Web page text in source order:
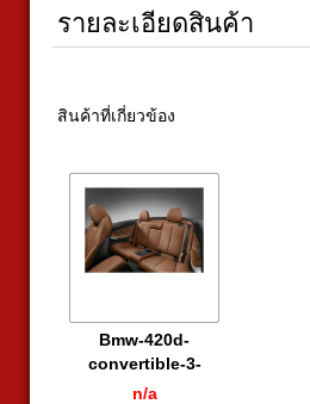
รายละเอียดสินค้า
สินค้าที่เกี่ยวข้อง
Bmw-420d-
convertible-3-
615x440
n/a